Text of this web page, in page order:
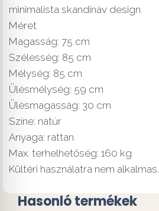
minimalista skandináv design.
Méret
Magasság: 75 cm
Szélesség: 85 cm
Mélység: 85 cm
Ülésmélység: 59 cm
Ülésmagasság: 30 cm
Színe: natúr
Anyaga: rattan
Max. terhelhetőség: 160 kg
Kültéri használatra nem alkalmas.
Hasonló termékek